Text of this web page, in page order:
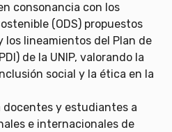
consonancia con los
(ODS) propuestos
los lineamientos del Plan de
de la UNIP, valorando la
social y la ética en la
docentes y estudiantes a
e internacionales de